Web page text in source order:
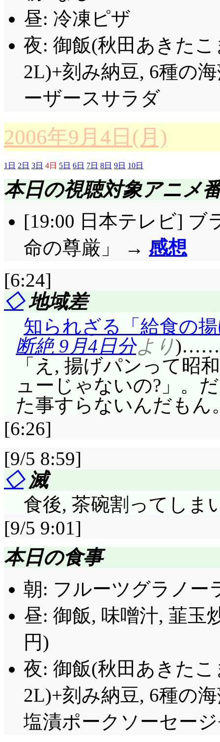
恵一が気になる歌に
のヨットに乗って, ソ
ゅーん, よ!」何だか
きました(^^;;; でも結
かったね。
潤に対抗しようとし
のはセバスタン……潤
とした事が, 潤様を見
すな!」結構, 真菜と潤
ね。一発KOデートの
もありかなーと思っ
方向に? またいがみ
む?」「「要らない!
「じゃんじゃーん,
ました!」ということ
のはマーメイドプリ
ついでに巻き込まれ
真菜, 電気海月美紀
て鰹駆(サザエさんだ
ス奏……それは海棲生
な気もするけど。マ
人)は本当に変身して
「ヤな予感, キャッ
したアオザメに一同
せているクリオネ歌,
愛さだけど。歌だけ,
ような描き方されて
本日のくるくるシャ
ー!」キター言うな
が付いた!(^^;;;;;;; 『
早く聞かなきゃなあ
面……」「わーいウサ
かってガーン(^^;;; そ
下手に手を出さなけ
の口を塞ぐウサミミ
間, 柊の事を色々悩ん
ら……簡単に言うんじ
と続けて来たからね,
誕生日用花火がこち
誕生日用花火で撃ち
「「だったら避けろ
イメロにしか言えな
された(^^;;;;;;; まあみ
で島に辿り着いた一
自力で漂着(^^;;;
バイオリンケースを
中で受け止める歌 →
ぶですなあ。恵一に
なんかより遥に価値
す唯一の存在ですし(
面もだけど(^^;;; )。「
あれ, サスペンスドラ
かあ!? 柊しゃまに妹
女ー!!」そーいやクロ
事もある」って言わ
捨ててない, か。
「あの子にバイオリ
すか! あの子のメロデ
Melodyなのよー! One
より, あの子にとって
よよー!」燃える永代
(^^;;; 「イメージなの
つかないぐらい, 強
の作画, 焚火と一緒だ
恵一を必死で止めよ
めようとしていたっ
前作第2話, ね。尤も
ンデルに負けてるから
ら悪意を持った人か
そうですが。頂点極
ゃないのよ。「夢な
「ど, どんな夢?」「
ミミ仮面クイズ第1問
お花がいくつ付いて
り答える恵一(^^;;;
真菜の家を訪ねたマ
にマイメロを見て激
部屋に戻ると既に居
て恰好良くて綺麗で,
ボクの理想なんだ!」
あの子は下級生! 私の
(註: 前は「八分」って
り敢えず「発奮」。
ーな)。なんというか,
ね(^^;;;
「小次郎を負かした
いうことで小次郎と
次郎(^^;;; 最初から本
ユウキだけど。「情
ーギブギブらびゅん
か?(^^;;;
本日の開け夢の扉!
現! 「聞こえる聞こえ
僕に負けた小次郎が
愛い愛と正義の使者,
上!」この口上にも大
びうさならぬみにう
ウサミミ仮面に変身
先輩がウサミミ仮面
です!」「「「えええ
菜ちゃん♥」「真菜!
う!」「さっすが真菜!
こをどうやったらそ
(^^;;;
コジロウに絆創膏貼
と言えば, クロミノー
我をした時に!」貼り
引っ剥し……ぬいぐる
くならない? それと
(^^;;;
教室で大人気のバコ
のかよ……。騒ぎに憤
される風潮は何とか
落ち着いて」」やっ
るとしか思えないよ
ニメでそれやってる
取れますが。
「めろたん, たくと,
メロがイメージする
よっ(^^;;; 「食べち
……バコには重くて持
『その手に持ってる
という台詞を思い出
ないよそんな台詞!)。
『この女, 猛烈な黒
ルナを操ってタクト
ん。……抱えてても意
捨てさせようとした
に激突, バレーボール
突, 野球ボールに激突,
ャッチ(^^;;; バコ自身
この感触……オレが野
してやろうぞ』いー
て(^^;;; てゆーか突然
「黒音符, でちゅだ
ゃ, 自覚もあるでしょ
だ。あそこ, でちゅだ
の扉。……全員バコ着
ぬいぐるみキャッチ
ャッチャーの商標持
バコを庇おうとした
るバク, そして一緒に
ば～地球よ～」何を
ロを捕獲しタクトを
んは, ボクが守るんで
ンサーON～! あそこ
昼: 冷凍ピザ
夜: 御飯(秋田あきた
2L)+刻み納豆, 6種の
ーザースサラダ
2006年9月4日(月)
1日 2日 3日 4日 5日 6日 7日 8日 9日 10日
本日の視聴対象アニメ
[19:00 日本テレビ] ブ
命の尊厳」 → 感想
[6:24]
◇地域差
知られざる「給食の
断絶 9月4日分より)……
「え, 揚げパンって昭
ューじゃないの?」。
た事すらないんだもん
[6:26]
[9/5 8:59]
◇滅
食後, 茶碗割ってしま
[9/5 9:01]
本日の食事
朝: フルーツグラノー
昼: 御飯, 味噌汁, 韮玉
円)
夜: 御飯(秋田あきた
2L)+刻み納豆, 6種の
塩漬ポークソーセー